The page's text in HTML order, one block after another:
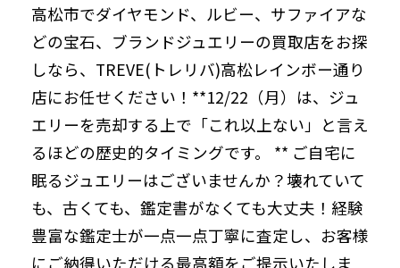
高松市でダイヤモンド、ルビー、サファイアな
どの宝石、ブランドジュエリーの買取店をお探
しなら、TREVE(トレリバ)高松レインボー通り
店にお任せください！**12/22（月）は、ジュ
エリーを売却する上で「これ以上ない」と言え
るほどの歴史的タイミングです。
** ご自宅に
眠るジュエリーはございませんか？壊れていて
も、古くても、鑑定書がなくても大丈夫！経験
豊富な鑑定士が一点一点丁寧に査定し、お客様
にご納得いただける最高額をご提示いたしま